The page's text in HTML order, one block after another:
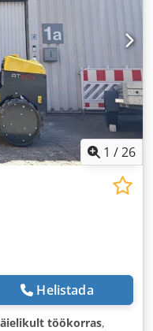
1 /26
Helistada
töökorras,